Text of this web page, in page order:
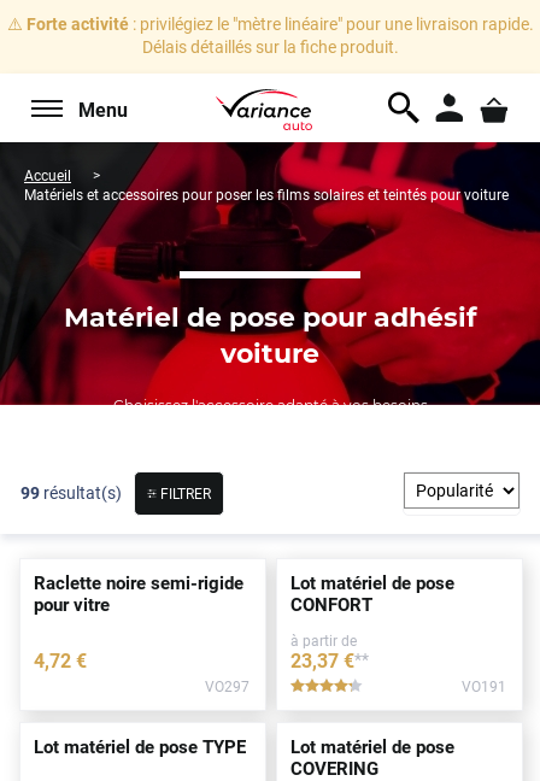
⚠️ Forte activité: privilégiez le "mètre linéaire" pour une livraison rapide.
Délais détaillés sur la fiche produit.
Menu
Accueil
Matériels et accessoires pour poser les films solaires et teintés pour voiture
Matériel de pose pour adhésif
voiture
Choisissez l'accessoire adapté à vos besoins
99 résultat(s) FILTRER
Raclette noire semi-rigide
pour vitre
4,72 €
VO297
Lot matériel de pose
CONFORT
à partir de
23,37 €**
*****
VO191
Lot matériel de pose TYPE
Lot matériel de pose
COVERING